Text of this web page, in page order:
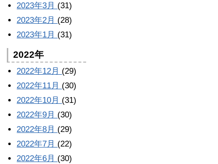
2023年3月 (31)
2023年2月 (28)
2023年1月 (31)
2022年
2022年12月 (29)
2022年11月 (30)
2022年10月 (31)
2022年9月 (30)
2022年8月 (29)
2022年7月 (22)
2022年6月 (30)